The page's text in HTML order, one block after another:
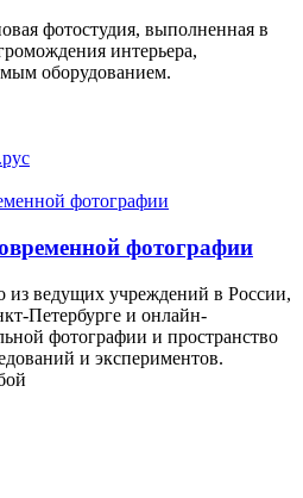
фотостудия, выполненная в
интерьера,
оборудованием.
фотографии
ведущих учреждений в России,
Петербурге и онлайн-
фотографии и пространство
и экспериментов.